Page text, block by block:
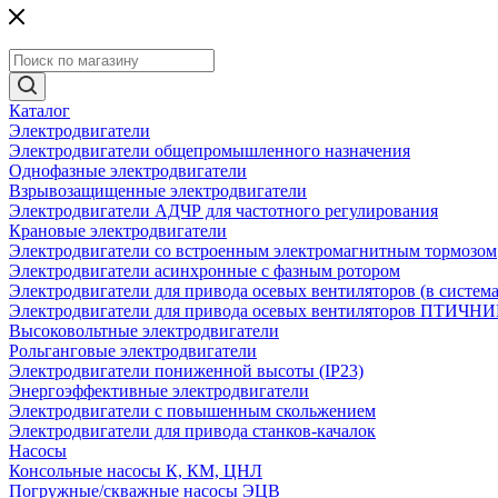
Каталог
Электродвигатели
Электродвигатели общепромышленного назначения
Однофазные электродвигатели
Взрывозащищенные электродвигатели
Электродвигатели АДЧР для частотного регулирования
Крановые электродвигатели
Электродвигатели со встроенным электромагнитным тормозом
Электродвигатели асинхронные с фазным ротором
Электродвигатели для привода осевых вентиляторов (в
Электродвигатели для привода осевых вентиляторов
Высоковольтные электродвигатели
Рольганговые электродвигатели
Электродвигатели пониженной высоты (IP23)
Энергоэффективные электродвигатели
Электродвигатели с повышенным скольжением
Электродвигатели для привода станков-качалок
Насосы
Консольные насосы К, КМ, ЦНЛ
Погружные/скважные насосы ЭЦВ